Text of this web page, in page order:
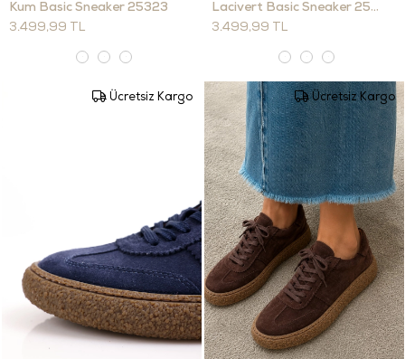
Kum Basic Sneaker 25323
3.499,99 TL
Lacivert Basic Sneaker 25323
3.499,99 TL
Ücretsiz Kargo Ücretsiz Kargo